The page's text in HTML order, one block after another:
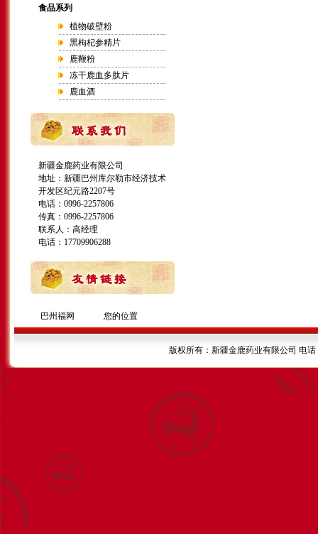
食品系列
植物破壁粉
黑枸杞参精片
鹿鞭粉
冻干鹿血多肽片
鹿血酒
新疆金鹿药业有限公司
地址：新疆巴州库尔勒市经济技术
开发区纪元路2207号
电话：0996-2257806
传真：0996-2257806
联系人：高经理
电话：17709906288
巴州福网 您的位置
版权所有：新疆金鹿药业有限公司 电